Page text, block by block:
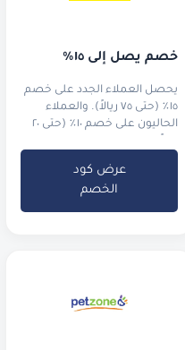
خصم يصل إلى ١٥٪
يحصل العملاء الجدد على خصم
١٥٪ (حتى ٧٥ ريالاً). والعملاء
الحاليون على خصم ١٠٪ (حتى ٢٠
عرض كود
الخصم